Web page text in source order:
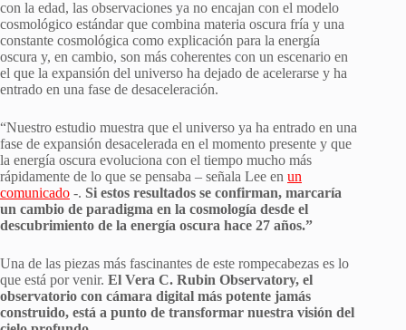
con la edad, las observaciones ya no encajan con el modelo
cosmológico estándar que combina materia oscura fría y una
constante cosmológica como explicación para la energía
oscura y, en cambio, son más coherentes con un escenario en
el que la expansión del universo ha dejado de acelerarse y ha
entrado en una fase de desaceleración.
“Nuestro estudio muestra que el universo ya ha entrado en una
fase de expansión desacelerada en el momento presente y que
la energía oscura evoluciona con el tiempo mucho más
rápidamente de lo que se pensaba – señala Lee en un
comunicado -. Si estos resultados se confirman, marcaría
un cambio de paradigma en la cosmología desde el
descubrimiento de la energía oscura hace 27 años.”
Una de las piezas más fascinantes de este rompecabezas es lo
que está por venir. El Vera C. Rubin Observatory, el
observatorio con cámara digital más potente jamás
construido, está a punto de transformar nuestra visión del